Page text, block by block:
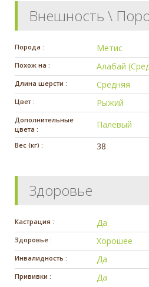
Внешность \
Порода : Метис
Похож на : Алабай
Длина шерсти : Средняя
Цвет : Рыжий
Дополнительные
цвета :
Палевый
Вес (кг) : 38
Здоровье
Кастрация : Да
Здоровье : Хорошее
Инвалидность : Да
Прививки : Да